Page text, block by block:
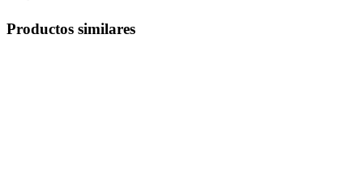
Productos similares